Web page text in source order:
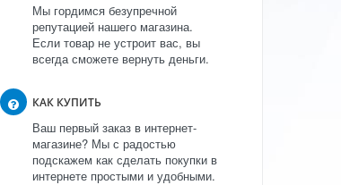
Мы гордимся безупречной
репутацией нашего магазина.
Если товар не устроит вас, вы
всегда сможете вернуть деньги.
КАК КУПИТЬ
Ваш первый заказ в интернет-
магазине? Мы с радостью
подскажем как сделать покупки в
интернете простыми и удобными.